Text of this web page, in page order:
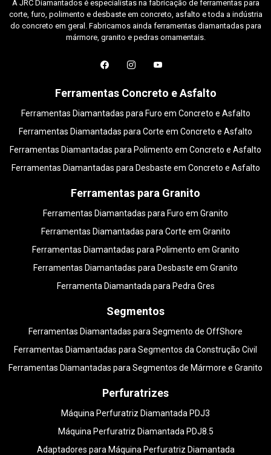
A JRC Diamantados é especialistas na fabricação de ferramentas para
corte, furo, polimento e desbaste em concreto, asfalto e toda a indústria
do concreto em geral. Fabricamos ainda ferramentas diamantadas para
mármore, granito e pedras ornamentais.
Ferramentas Concreto e Asfalto
Ferramentas Diamantadas para Furo em Concreto e Asfalto
Ferramentas Diamantadas para Corte em Concreto e Asfalto
Ferramentas Diamantadas para Polimento em Concreto e Asfalto
Ferramentas Diamantadas para Desbaste em Concreto e Asfalto
Ferramentas para Granito
Ferramentas Diamantadas para Furo em Granito
Ferramentas Diamantadas para Corte em Granito
Ferramentas Diamantadas para Polimento em Granito
Ferramentas Diamantadas para Desbaste em Granito
Ferramenta Diamantada para Pedra Gres
Segmentos
Ferramentas Diamantadas para Segmento de OffShore
Ferramentas Diamantadas para Segmentos da Construção Civil
Ferramentas Diamantadas para Segmentos de Mármore e Granito
Perfuratrizes
Máquina Perfuratriz Diamantada PDJ3
Máquina Perfuratriz Diamantada PDJ8.5
Adaptadores para Máquina Perfuratriz Diamantada